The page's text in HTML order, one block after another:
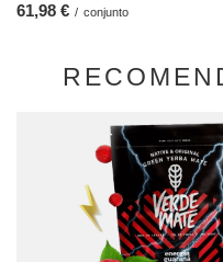
61,98 € / conjunto